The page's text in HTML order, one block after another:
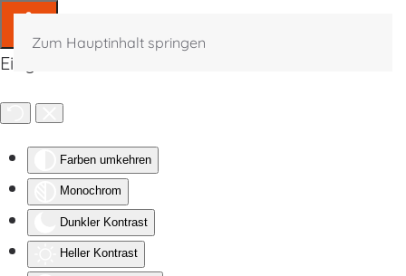
Eingabehilfen öffnen
Farben umkehren
Monochrom
Dunkler Kontrast
Heller Kontrast
Zum Hauptinhalt springen